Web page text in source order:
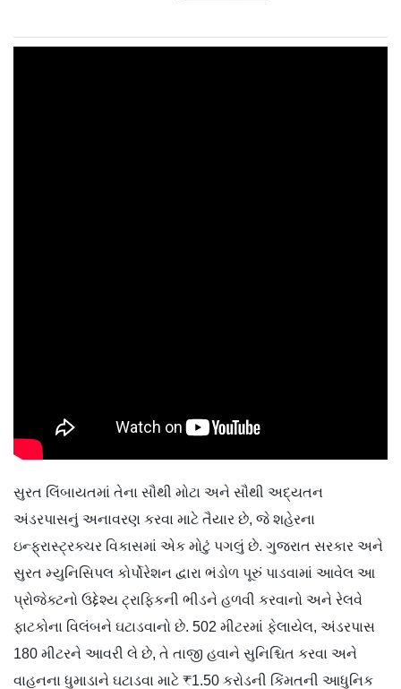
સુરત લિંબાયતમાં તેના સૌથી મોટા અને સૌથી અદ્યતન
અંડરપાસનું અનાવરણ કરવા માટે તૈયાર છે, જે શહેરના
ઇન્ફ્રાસ્ટ્રક્ચર વિકાસમાં એક મોટું પગલું છે. ગુજરાત સરકાર અને
સુરત મ્યુનિસિપલ કોર્પોરેશન દ્વારા ભંડોળ પૂરું પાડવામાં આવેલ આ
પ્રોજેક્ટનો ઉદ્દેશ્ય ટ્રાફિકની ભીડને હળવી કરવાનો અને રેલવે
ફાટકોના વિલંબને ઘટાડવાનો છે. 502 મીટરમાં ફેલાયેલ, અંડરપાસ
180 મીટરને આવરી લે છે, તે તાજી હવાને સુનિશ્ચિત કરવા અને
વાહનના ધુમાડાને ઘટાડવા માટે ₹1.50 કરોડની કિંમતની આધુનિક